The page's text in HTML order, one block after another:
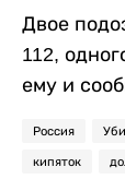
Двое
112,
ему и
Россия
кипяток